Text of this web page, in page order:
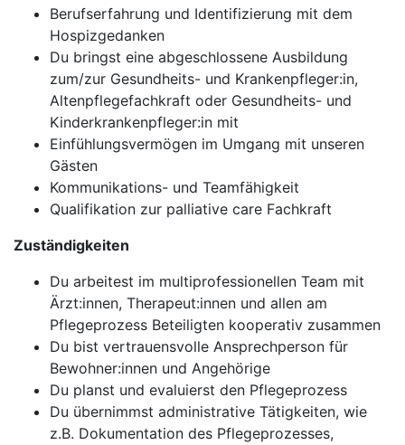
Berufserfahrung und Identifizierung mit dem
Hospizgedanken
Du bringst eine abgeschlossene Ausbildung
zum/zur Gesundheits- und Krankenpfleger:in,
Altenpflegefachkraft oder Gesundheits- und
Kinderkrankenpfleger:in mit
Einfühlungsvermögen im Umgang mit unseren
Gästen
Kommunikations- und Teamfähigkeit
Qualifikation zur palliative care Fachkraft
Zuständigkeiten
Du arbeitest im multiprofessionellen Team mit
Ärzt:innen, Therapeut:innen und allen am
Pflegeprozess Beteiligten kooperativ zusammen
Du bist vertrauensvolle Ansprechperson für
Bewohner:innen und Angehörige
Du planst und evaluierst den Pflegeprozess
Du übernimmst administrative Tätigkeiten, wie
z.B. Dokumentation des Pflegeprozesses,